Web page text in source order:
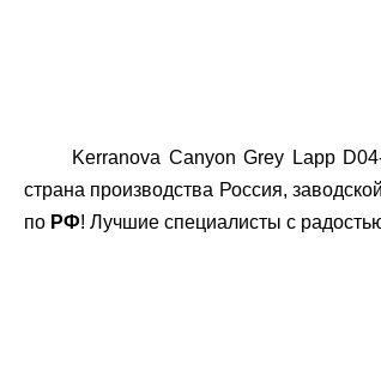
Kerranova Canyon Grey Lapp
страна производства Россия,
по РФ! Лучшие специалисты с